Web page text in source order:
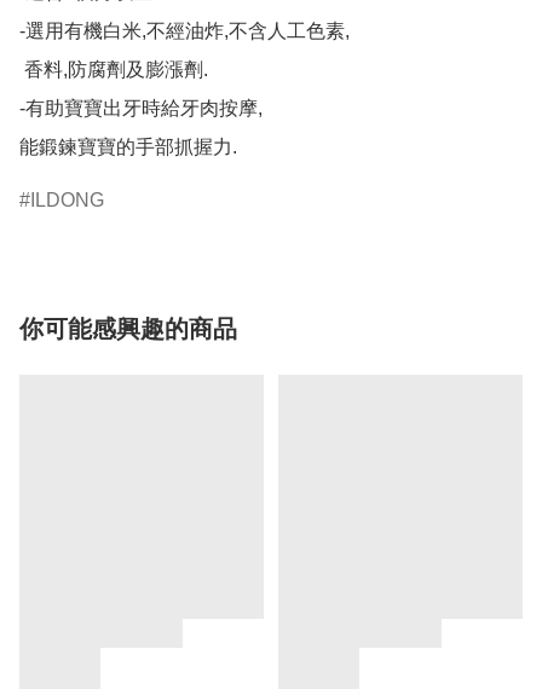
-選用有機白米,不經油炸,不含人工色素,
-有助寶寶出牙時給牙肉按摩,
能鍛鍊寶寶的手部抓握力.
ILDONG
你可能感興趣的商品